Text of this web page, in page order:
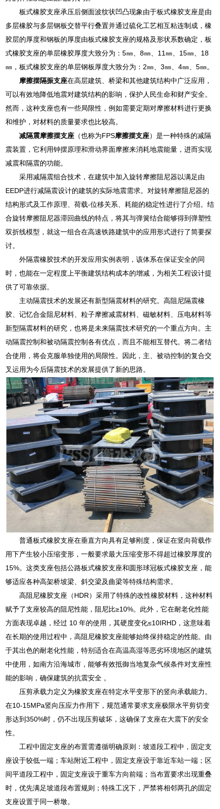
板式橡胶支座承压后侧面波纹状凹凸现象由于板式橡胶支座是由
多层橡胶与多层钢板交替平行叠置并通过硫化工艺相互粘连制成，橡
胶层的厚度和钢板的厚度由板式橡胶支座的规格及形状系数确定，板
式橡胶支座的单层橡胶厚度大致分为：5㎜、8㎜、11㎜、15㎜、18
㎜，板式橡胶支座的单层钢板厚度大致分为：2㎜、3㎜、4㎜、5㎜。
摩擦摆隔振支座在高层建筑、桥梁和其他建筑结构中广泛应用，
可以有效地降低地震对建筑结构的影响，保护人民生命和财产安全。
然而，这种支座也有一些局限性，例如需要定期对摩擦材料进行更换
和维护，对材料的质量要求也比较高。
减隔震摩擦摆支座 （也称为FPS摩擦摆支座）是一种特殊的减隔
震装置，它利用钟摆原理和滑动界面摩擦来消耗地震能量，进而实现
减震和隔震的功能。
采用减隔震组合技术，在建筑中加入旋转摩擦阻尼器以满足由
EEDP进行减隔震设计的建筑的实际地震需求。对旋转摩擦阻尼器的
结构形式及工作原理、荷载-位移关系、耗能的稳定性进行了介绍。结
合旋转摩擦阻尼器滞回曲线的特点，将其与弹簧结合能够得到弹塑性
双折线模型，就这一组合在高速铁路建筑中的应用形式进行了简要探
讨。
外隔震橡胶技术的开发应用实例表明，该体系在保证安全的同
时，也能在一定程度上平衡建筑结构成本的增减，为相关工程设计提
供了可靠依据。
主动隔震技术的发展还有新型隔震材料的研究。高阻尼隔震橡
胶、记忆合金阻尼材料、粒子摩擦减震材料、磁敏材料、压电材料等
新型隔震材料的研究，也将是未来隔震技术研究的一个重点方向。主
动隔震控制和被动隔震控制各有优点，而且不能相互替代。将二者结
合使用，将会克服单独使用的局限性。因此，主、被动控制的复合交
叉运用为今后隔震技术的发展提供了新的思路。
普通板式橡胶支座在垂直方向具有足够刚度，保证在竖向荷载作
用下产生较小压缩变形，一般要求最大压缩变形不得超过橡胶厚度的
15%。这类支座包括公路板式橡胶支座和圆形球冠板式橡胶支座，能
够适应各种高架桥坡梁、斜交梁及曲梁等特殊结构需求。
高阻尼橡胶支座（HDR）采用了特殊的改性橡胶材料，这种材料
赋予了支座较高的阻尼性能，阻尼比≥10%。此外，它在耐老化性能
方面表现卓越，经过 10 年的使用，其硬度变化≤10IRHD，这意味着
在长期的使用过程中，高阻尼橡胶支座能够始终保持稳定的性能。由
于其出色的耐老化性能，特别适合在高温高湿等恶劣环境地区的建筑
中使用，如南方沿海城市，能够有效抵御当地复杂气候条件对支座性
能的影响，确保建筑的抗震安全 。
压剪承载力定义为橡胶支座在特定水平变形下的竖向承载能力。
在10-15MPa竖向压应力作用下，规范通常要求支座极限水平剪切变
形达到350%时，仍不出现压剪破坏，这确保了支座在大震下的安全
性。
工程中固定支座的布置需遵循明确原则：坡道段工程中，固定支
座设于较低一端；车站附近工程中，固定支座设于靠近车站一端；区
间平道段工程中，固定支座设于重车方向前端；当布置要求出现重叠
时，优先满足坡道段布置规则；特殊工况下，严禁将相邻两孔的固定
支座设置于同一桥墩。